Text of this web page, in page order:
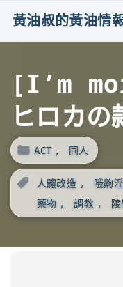
n
黃油叔的黃油情
[I’m
ヒロカの
ACT 同人
人體改造 哦齁
藥物
調教